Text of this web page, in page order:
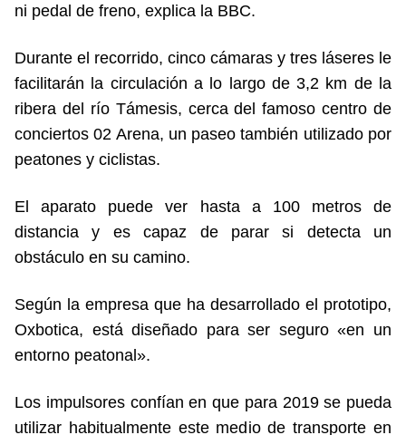
ni pedal de freno, explica la BBC.
Durante el recorrido, cinco cámaras y tres láseres le
facilitarán la circulación a lo largo de 3,2 km de la
ribera del río Támesis, cerca del famoso centro de
conciertos 02 Arena, un paseo también utilizado por
peatones y ciclistas.
El aparato puede ver hasta a 100 metros de
distancia y es capaz de parar si detecta un
obstáculo en su camino.
Según la empresa que ha desarrollado el prototipo,
Oxbotica, está diseñado para ser seguro «en un
entorno peatonal».
Los impulsores confían en que para 2019 se pueda
utilizar habitualmente este medio de transporte en